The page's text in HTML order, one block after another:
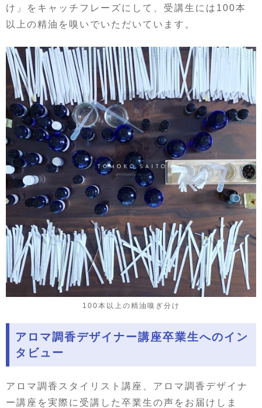
け」をキャッチフレーズにして、受講生には100本
以上の精油を嗅いでいただいています。
100本以上の精油嗅ぎ分け
アロマ調香デザイナー講座卒業生へのイン
タビュー
アロマ調香スタイリスト講座、アロマ調香デザイナ
ー講座を実際に受講した卒業生の声をお届けしま